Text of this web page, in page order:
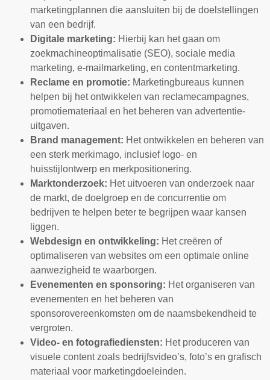
marketingplannen die aansluiten bij de doelstellingen
van een bedrijf.
Digitale marketing: Hierbij kan het gaan om
zoekmachineoptimalisatie (SEO), sociale media
marketing, e-mailmarketing, en contentmarketing.
Reclame en promotie: Marketingbureaus kunnen
helpen bij het ontwikkelen van reclamecampagnes,
promotiemateriaal en het beheren van advertentie-
uitgaven.
Brand management: Het ontwikkelen en beheren van
een sterk merkimago, inclusief logo- en
huisstijlontwerp en merkpositionering.
Marktonderzoek: Het uitvoeren van onderzoek naar
de markt, de doelgroep en de concurrentie om
bedrijven te helpen beter te begrijpen waar kansen
liggen.
Webdesign en ontwikkeling: Het creëren of
optimaliseren van websites om een optimale online
aanwezigheid te waarborgen.
Evenementen en sponsoring: Het organiseren van
evenementen en het beheren van
sponsorovereenkomsten om de naamsbekendheid te
vergroten.
Video- en fotografiediensten: Het produceren van
visuele content zoals bedrijfsvideo’s, foto’s en grafisch
materiaal voor marketingdoeleinden.